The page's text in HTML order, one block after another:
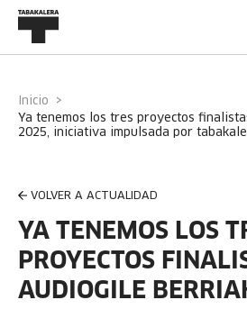
Inicio
ya tenemos los tres proyectos finalistas de audiogile berriak
2025, iniciativa impulsada por
VOLVER A ACTUALIDAD
YA TENEMOS LOS
PROYECTOS
AUDIOGILE